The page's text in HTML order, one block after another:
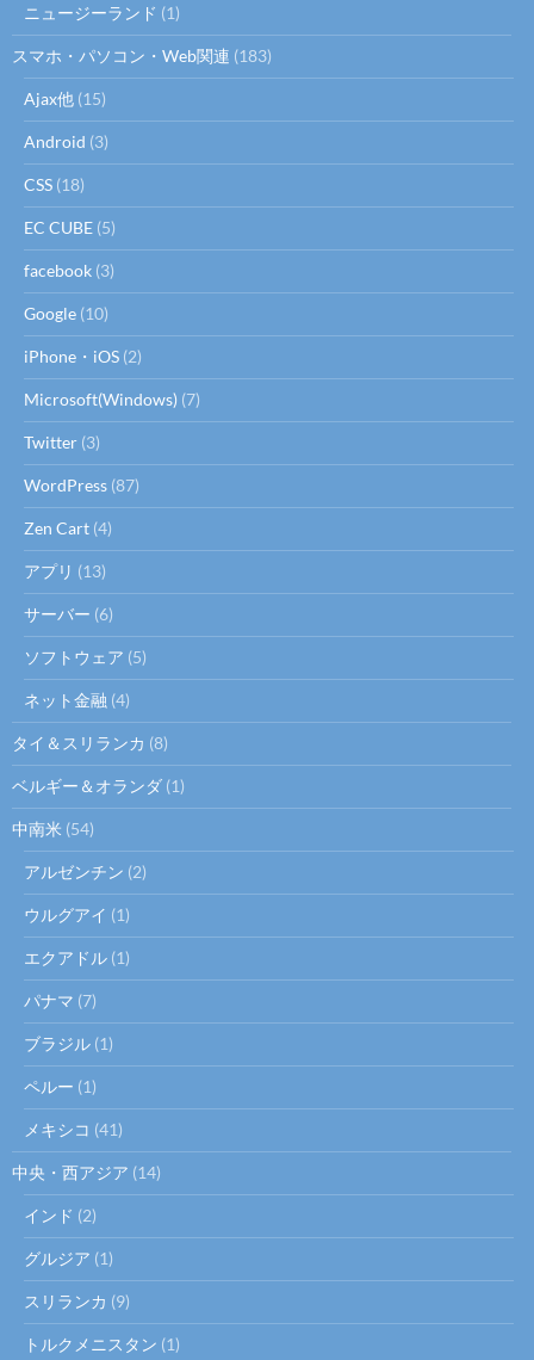
ニュージーランド (1)
スマホ・パソコン・Web関連 (183)
Ajax他 (15)
Android (3)
CSS (18)
EC CUBE (5)
facebook (3)
Google (10)
iPhone・iOS (2)
Microsoft(Windows) (7)
Twitter (3)
WordPress (87)
Zen Cart (4)
アプリ (13)
サーバー (6)
ソフトウェア (5)
ネット金融 (4)
タイ＆スリランカ (8)
ベルギー＆オランダ (1)
中南米 (54)
アルゼンチン (2)
ウルグアイ (1)
エクアドル (1)
パナマ (7)
ブラジル (1)
ペルー (1)
メキシコ (41)
中央・西アジア (14)
インド (2)
グルジア (1)
スリランカ (9)
トルクメニスタン (1)